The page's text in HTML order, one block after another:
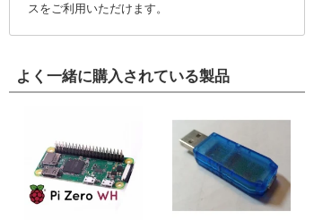
スをご利用いただけます。
よく一緒に購入されている製品